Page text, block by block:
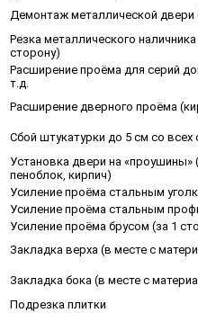
Демонтаж металлической двери
Резка металлического
сторону)
Расширение проёма для серий
т.д.
Расширение дверного проёма
Сбой штукатурки до 5 см со всех
Установка двери на «проушины»
пеноблок, кирпич)
Усиление проёма стальным
Усиление проёма стальным
Усиление проёма брусом (за 1
Закладка верха (в месте с
Закладка бока (в месте с
Подрезка плитки